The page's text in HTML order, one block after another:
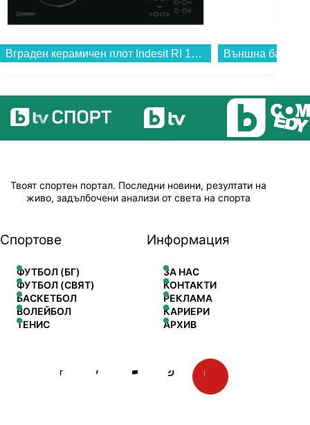
Вграден керамичен плот Indesit RI 161 C , Електрически...
Твоят спортен портал. Последни новини, резултати на
живо, задълбочени анализи от света на спорта
Спортове
ФУТБОЛ (БГ)
ФУТБОЛ (СВЯТ)
БАСКЕТБОЛ
ВОЛЕЙБОЛ
ТЕНИС
Информация
ЗА НАС
КОНТАКТИ
РЕКЛАМА
КАРИЕРИ
АРХИВ